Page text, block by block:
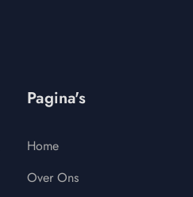
Pagina's
Home
Over Ons